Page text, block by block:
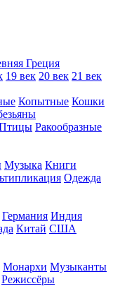
Греция
19 век 20 век 21 век
Копытные Кошки
Ракообразные
Музыка Книги
Одежда
Германия Индия
Китай США
Монархи Музыканты
Режиссёры